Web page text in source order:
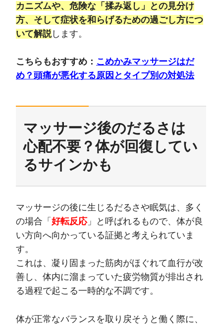
カニズムや、危険な「揉み返し」との見分け
方、そして症状を和らげるための過ごし方につ
いて解説します。
こちらもおすすめ： こめかみマッサージはだ
め？頭痛が悪化する原因とタイプ別の対処法
マッサージ後のだるさは
心配不要？体が回復してい
るサインかも
マッサージの後に生じるだるさや眠気は、多く
の場合「 好転反応」と呼ばれるもので、体が良
い方向へ向かっている証拠と考えられていま
す。
これは、凝り固まった筋肉がほぐれて血行が改
善し、体内に溜まっていた疲労物質が排出され
る過程で起こる一時的な不調です。
体が正常なバランスを取り戻そうと働く際に、